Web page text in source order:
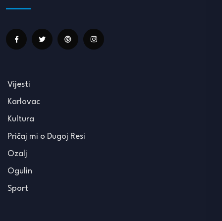
Vijesti
Karlovac
Kultura
Pričaj mi o Dugoj Resi
Ozalj
Ogulin
Sport